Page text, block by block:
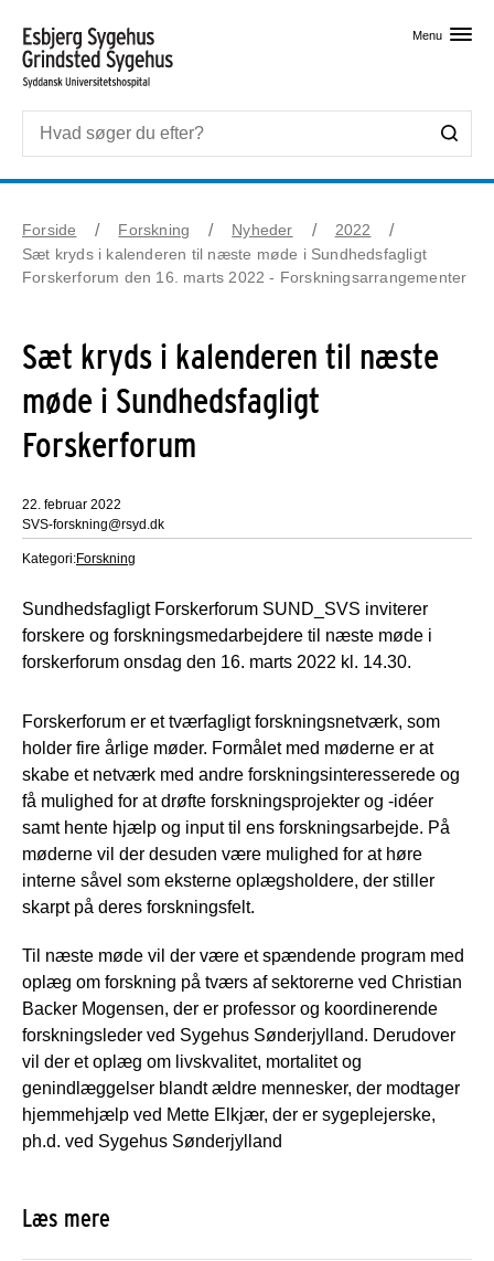
Menu
Forside Forskning Nyheder
2022
Sæt kryds i kalenderen til næste møde i Sundhedsfagligt
Forskerforum den 16. marts 2022 - Forskningsarrangementer
Sæt kryds i kalenderen til næste
møde i Sundhedsfagligt
Forskerforum
22. februar 2022
SVS-forskning@rsyd.dk
Kategori:Forskning
Sundhedsfagligt Forskerforum SUND_SVS inviterer
forskere og forskningsmedarbejdere til næste møde i
forskerforum onsdag den 16. marts 2022 kl. 14.30.
Forskerforum er et tværfagligt forskningsnetværk, som
holder fire årlige møder. Formålet med møderne er at
skabe et netværk med andre forskningsinteresserede og
få mulighed for at drøfte forskningsprojekter og -idéer
samt hente hjælp og input til ens forskningsarbejde. På
møderne vil der desuden være mulighed for at høre
interne såvel som eksterne oplægsholdere, der stiller
skarpt på deres forskningsfelt.
Til næste møde vil der være et spændende program med
oplæg om forskning på tværs af sektorerne ved Christian
Backer Mogensen, der er professor og koordinerende
forskningsleder ved Sygehus Sønderjylland. Derudover
vil der et oplæg om livskvalitet, mortalitet og
genindlæggelser blandt ældre mennesker, der modtager
hjemmehjælp ved Mette Elkjær, der er sygeplejerske,
ph.d. ved Sygehus Sønderjylland
Læs mere